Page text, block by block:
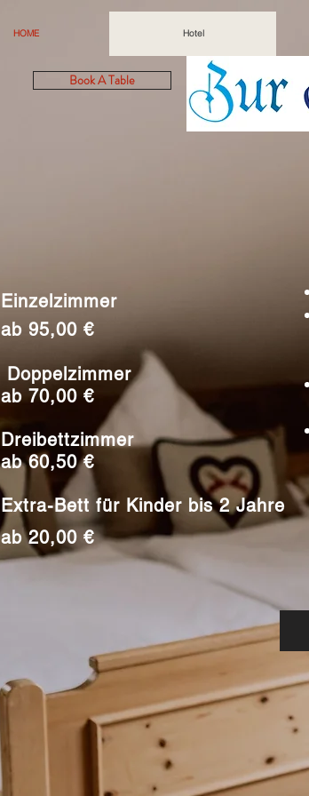
HOME Hotel
Book A Table
Einzelzimmer
ab 95,00 €
Doppelzimmer
ab 70,00 €
Dreibettzimmer
ab 60,50 €
Extra-Bett für Kinder bis 2 Jahre
ab 20,00 €